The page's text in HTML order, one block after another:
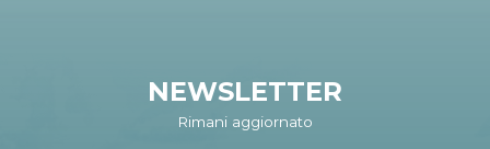
NEWSLETTER
Rimani aggiornato